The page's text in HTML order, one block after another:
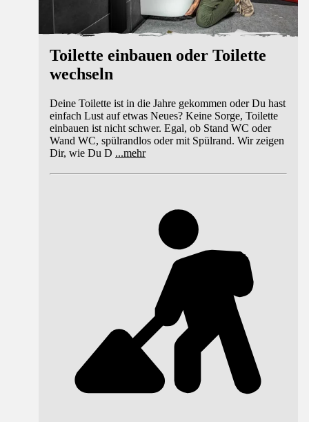
Toilette einbauen oder Toilette
wechseln
Deine Toilette ist in die Jahre gekommen oder Du hast
einfach Lust auf etwas Neues? Keine Sorge, Toilette
einbauen ist nicht schwer. Egal, ob Stand WC oder
Wand WC, spülrandlos oder mit Spülrand. Wir zeigen
Dir, wie Du D ...mehr